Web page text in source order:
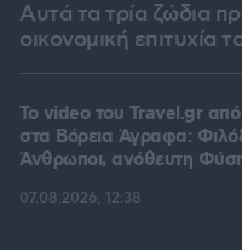
Αυτά τα τρία ζώδια
οικονομική επιτυχία
To video του Travel.gr από
στα Βόρεια Άγραφα:
Άνθρωποι, ανόθευτη
07.08.2026, 12:38